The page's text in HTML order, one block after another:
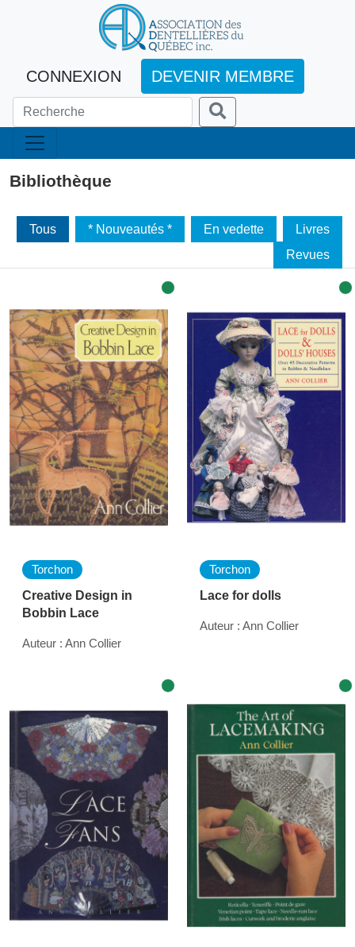
CONNEXION DEVENIR MEMBRE
Bibliothèque
Tous * Nouveautés * En vedette
Livres
Revues
Torchon
Creative Design in
Bobbin Lace
Auteur : Ann Collier
Torchon
Lace for dolls
Auteur : Ann Collier